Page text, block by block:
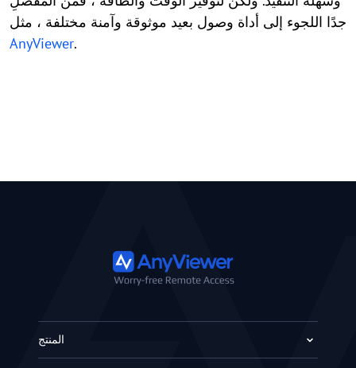
جدًا اللجوء إلى أداة وصول بعيد موثوقة وآمنة مختلفة ، مثل
AnyViewer.
المنتج